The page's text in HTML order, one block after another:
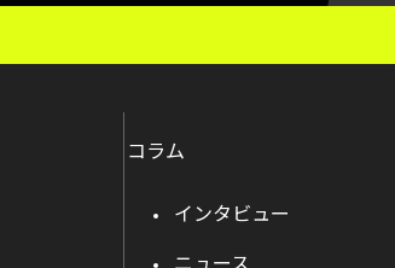
コラム
インタビュー